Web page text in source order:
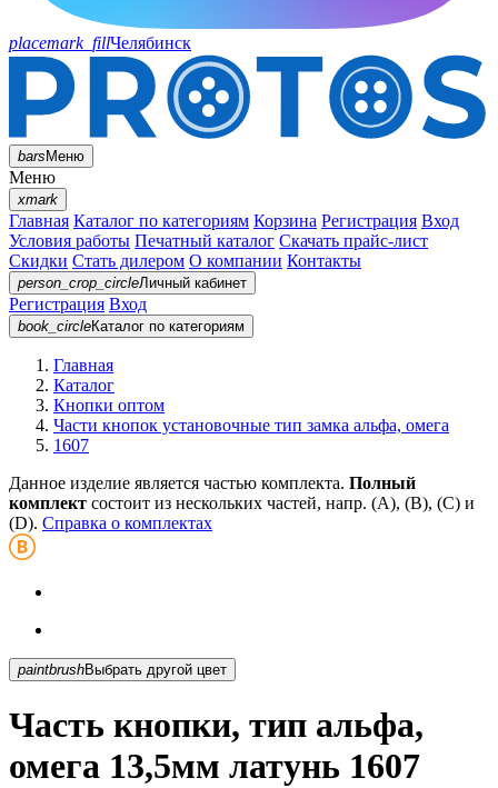
placemark_fillЧелябинск
barsМеню
Меню
xmark
Главная Каталог по категориям Корзина Регистрация Вход
Условия работы Печатный каталог Скачать прайс-лист
Скидки Стать дилером О компании Контакты
person_crop_circleЛичный кабинет
Регистрация Вход
book_circleКаталог по категориям
Главная
Каталог
Кнопки оптом
Части кнопок установочные тип замка альфа, омега
1607
Данное изделие является частью комплекта. Полный
комплект состоит из нескольких частей, напр. (А), (B), (С) и
(D). Справка о комплектах
paintbrush Выбрать другой цвет
Часть кнопки, тип альфа,
омега 13,5мм латунь 1607